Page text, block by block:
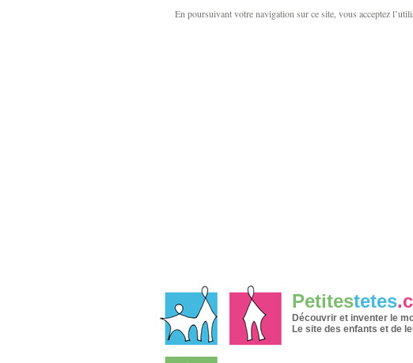
En poursuivant votre navigation sur ce site, vous acceptez
Petitestetes
Découvrir et inventer le
Le site des enfants et de